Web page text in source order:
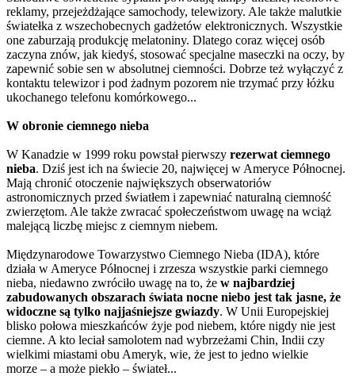
reklamy, przejeżdżające samochody, telewizory. Ale także malutkie
światełka z wszechobecnych gadżetów elektronicznych. Wszystkie
one zaburzają produkcję melatoniny. Dlatego coraz więcej osób
zaczyna znów, jak kiedyś, stosować specjalne maseczki na oczy, by
zapewnić sobie sen w absolutnej ciemności. Dobrze też wyłączyć z
kontaktu telewizor i pod żadnym pozorem nie trzymać przy łóżku
ukochanego telefonu komórkowego...
W obronie ciemnego nieba
W Kanadzie w 1999 roku powstał pierwszy rezerwat ciemnego
nieba. Dziś jest ich na świecie 20, najwięcej w Ameryce Północnej.
Mają chronić otoczenie największych obserwatoriów
astronomicznych przed światłem i zapewniać naturalną ciemność
zwierzętom. Ale także zwracać społeczeństwom uwagę na wciąż
malejącą liczbę miejsc z ciemnym niebem.
Międzynarodowe Towarzystwo Ciemnego Nieba (IDA), które
działa w Ameryce Północnej i zrzesza wszystkie parki ciemnego
nieba, niedawno zwróciło uwagę na to, że w najbardziej
zabudowanych obszarach świata nocne niebo jest tak jasne, że
widoczne są tylko najjaśniejsze gwiazdy. W Unii Europejskiej
blisko połowa mieszkańców żyje pod niebem, które nigdy nie jest
ciemne. A kto leciał samolotem nad wybrzeżami Chin, Indii czy
wielkimi miastami obu Ameryk, wie, że jest to jedno wielkie
morze – a może piekło – świateł...